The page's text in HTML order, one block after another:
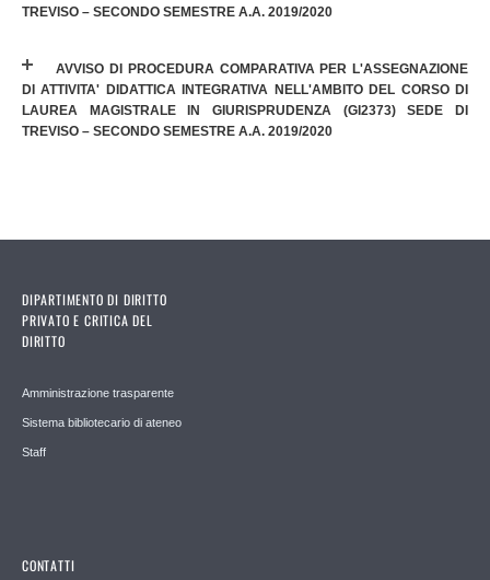
TREVISO – SECONDO SEMESTRE A.A. 2019/2020
AVVISO DI PROCEDURA COMPARATIVA PER L'ASSEGNAZIONE
DI ATTIVITA' DIDATTICA INTEGRATIVA NELL'AMBITO DEL CORSO DI
LAUREA MAGISTRALE IN GIURISPRUDENZA (GI2373) SEDE DI
TREVISO – SECONDO SEMESTRE A.A. 2019/2020
DIPARTIMENTO DI DIRITTO
PRIVATO E CRITICA DEL
DIRITTO
Amministrazione trasparente
Sistema bibliotecario di ateneo
Staff
CONTATTI